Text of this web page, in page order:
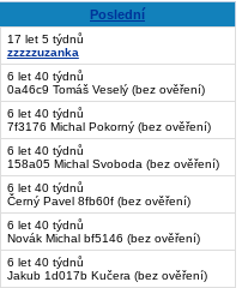
Poslední
17 let 5 týdnů
zzzzzuzanka
6 let 40 týdnů
0a46c9 Tomáš Veselý (bez ověření)
6 let 40 týdnů
7f3176 Michal Pokorný (bez ověření)
6 let 40 týdnů
158a05 Michal Svoboda (bez ověření)
6 let 40 týdnů
Černý Pavel 8fb60f (bez ověření)
6 let 40 týdnů
Novák Michal bf5146 (bez ověření)
6 let 40 týdnů
Jakub 1d017b Kučera (bez ověření)